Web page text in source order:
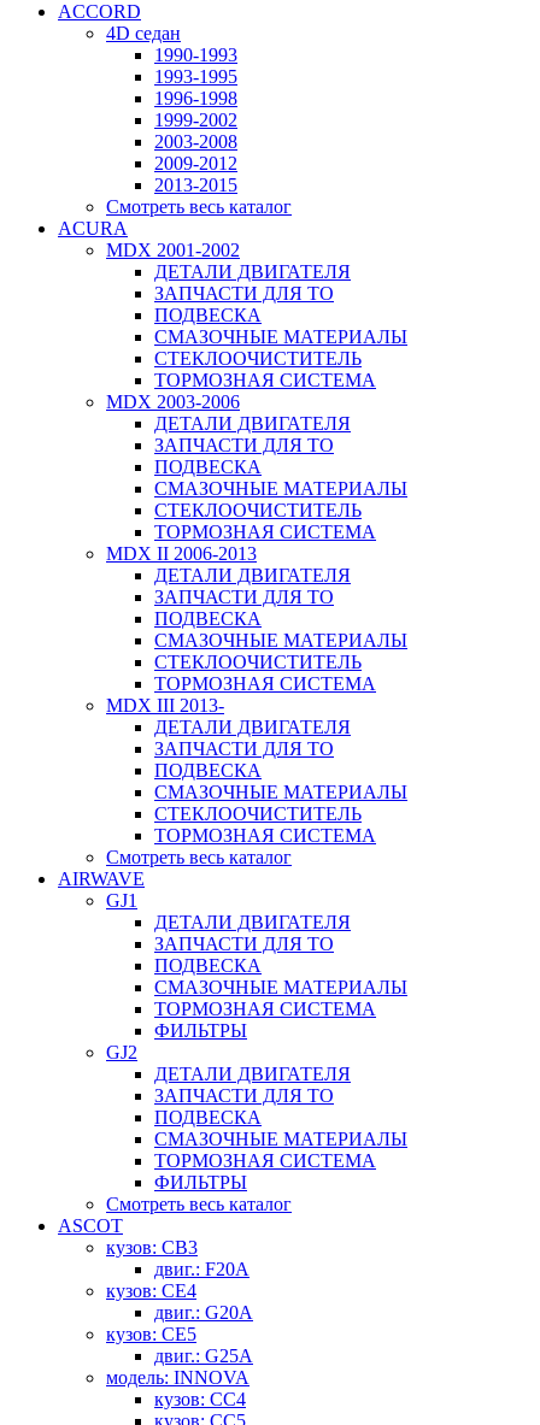
ACCORD
4D седан
1990-1993
1993-1995
1996-1998
1999-2002
2003-2008
2009-2012
2013-2015
Смотреть весь каталог
ACURA
MDX 2001-2002
ДЕТАЛИ ДВИГАТЕЛЯ
ЗАПЧАСТИ ДЛЯ ТО
ПОДВЕСКА
СМАЗОЧНЫЕ МАТЕРИАЛЫ
СТЕКЛООЧИСТИТЕЛЬ
ТОРМОЗНАЯ СИСТЕМА
MDX 2003-2006
ДЕТАЛИ ДВИГАТЕЛЯ
ЗАПЧАСТИ ДЛЯ ТО
ПОДВЕСКА
СМАЗОЧНЫЕ МАТЕРИАЛЫ
СТЕКЛООЧИСТИТЕЛЬ
ТОРМОЗНАЯ СИСТЕМА
MDX II 2006-2013
ДЕТАЛИ ДВИГАТЕЛЯ
ЗАПЧАСТИ ДЛЯ ТО
ПОДВЕСКА
СМАЗОЧНЫЕ МАТЕРИАЛЫ
СТЕКЛООЧИСТИТЕЛЬ
ТОРМОЗНАЯ СИСТЕМА
MDX III 2013-
ДЕТАЛИ ДВИГАТЕЛЯ
ЗАПЧАСТИ ДЛЯ ТО
ПОДВЕСКА
СМАЗОЧНЫЕ МАТЕРИАЛЫ
СТЕКЛООЧИСТИТЕЛЬ
ТОРМОЗНАЯ СИСТЕМА
Смотреть весь каталог
AIRWAVE
GJ1
ДЕТАЛИ ДВИГАТЕЛЯ
ЗАПЧАСТИ ДЛЯ ТО
ПОДВЕСКА
СМАЗОЧНЫЕ МАТЕРИАЛЫ
ТОРМОЗНАЯ СИСТЕМА
ФИЛЬТРЫ
GJ2
ДЕТАЛИ ДВИГАТЕЛЯ
ЗАПЧАСТИ ДЛЯ ТО
ПОДВЕСКА
СМАЗОЧНЫЕ МАТЕРИАЛЫ
ТОРМОЗНАЯ СИСТЕМА
ФИЛЬТРЫ
Смотреть весь каталог
ASCOT
кузов: CB3
двиг.: F20A
кузов: CE4
двиг.: G20A
кузов: CE5
двиг.: G25A
модель: INNOVA
кузов: CC4
кузов: CC5